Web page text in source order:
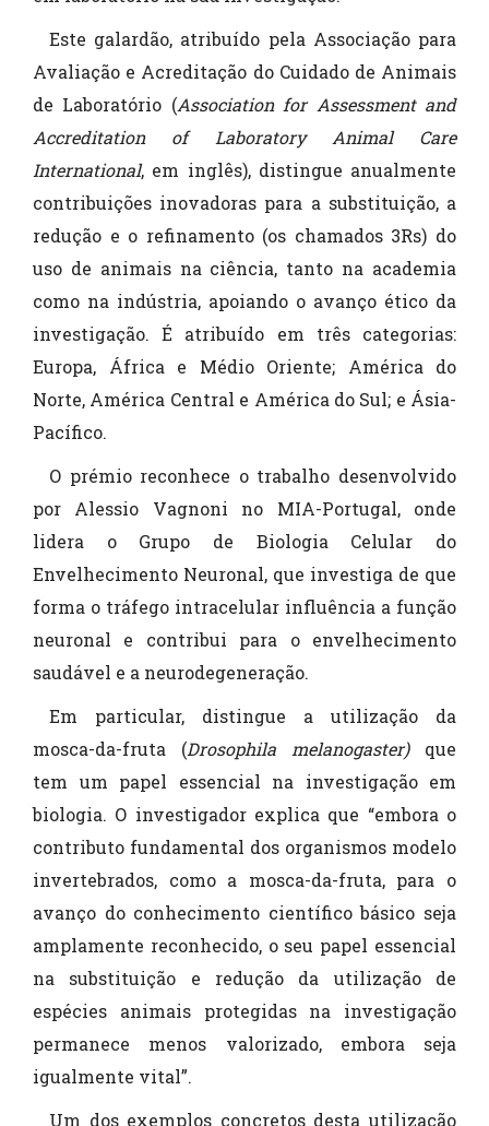
Este galardão, atribuído pela Associação para
Avaliação e Acreditação do Cuidado de Animais
de Laboratório (Association for Assessment and
Accreditation of Laboratory Animal Care
International, em inglês), distingue anualmente
contribuições inovadoras para a substituição, a
redução e o refinamento (os chamados 3Rs) do
uso de animais na ciência, tanto na academia
como na indústria, apoiando o avanço ético da
investigação. É atribuído em três categorias:
Europa, África e Médio Oriente; América do
Norte, América Central e América do Sul; e Ásia-
Pacífico.
O prémio reconhece o trabalho desenvolvido
por Alessio Vagnoni no MIA-Portugal, onde
lidera o Grupo de Biologia Celular do
Envelhecimento Neuronal, que investiga de que
forma o tráfego intracelular influência a função
neuronal e contribui para o envelhecimento
saudável e a neurodegeneração.
Em particular, distingue a utilização da
mosca-da-fruta (Drosophila melanogaster) que
tem um papel essencial na investigação em
biologia. O investigador explica que “embora o
contributo fundamental dos organismos modelo
invertebrados, como a mosca-da-fruta, para o
avanço do conhecimento científico básico seja
amplamente reconhecido, o seu papel essencial
na substituição e redução da utilização de
espécies animais protegidas na investigação
permanece menos valorizado, embora seja
igualmente vital”.
Um dos exemplos concretos desta utilização